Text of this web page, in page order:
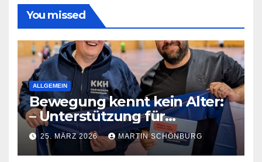
You missed
ALLGEMEIN
Bewegung kennt kein Alter:
– Unterstützung für
Sportgruppe in Bad
Lauchstädt
25. MÄRZ 2026 MARTIN SCHÖNBURG